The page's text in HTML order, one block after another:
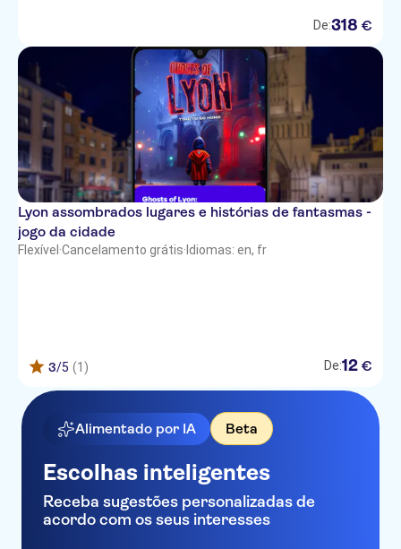
De:318 €
Lyon assombrados lugares e histórias de fantasmas -
jogo da cidade
Flexível ·Cancelamento grátis· Idiomas: en, fr
3/5 (1) De:12 €
Alimentado por IA Beta
Escolhas inteligentes
Receba sugestões personalizadas de
acordo com os seus interesses